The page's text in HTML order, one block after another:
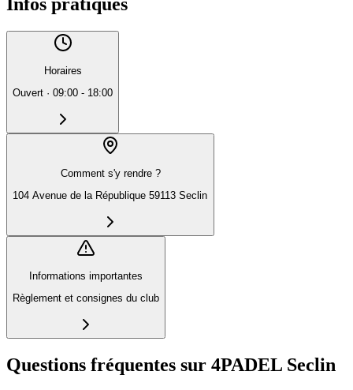
Horaires
Ouvert · 09:00 - 18:00
Comment s'y rendre ?
104 Avenue de la République 59113 Seclin
Informations importantes
Règlement et consignes du club
Questions fréquentes sur 4PADEL Seclin